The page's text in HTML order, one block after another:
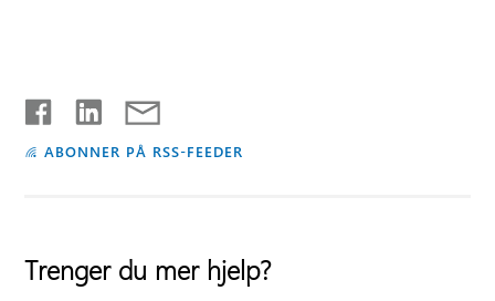
ABONNER PÅ RSS-FEEDER
Trenger du mer hjelp?